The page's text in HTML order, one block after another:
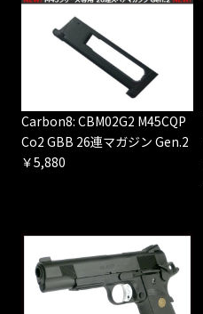
Carbon8: CBM02G2 M45CQP
Co2 GBB 26連マガジン Gen.2
￥5,880